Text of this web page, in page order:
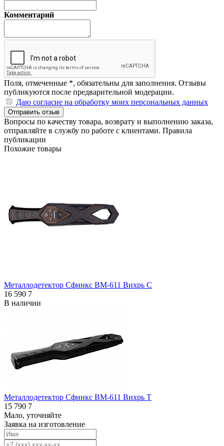
Комментарий
Поля, отмеченные *, обязательны для заполнения. Отзывы
публикуются после предварительной модерации.
Даю согласие на обработку моих персональных данных
Отправить отзыв
Вопросы по качеству товара, возврату и выполнению заказа,
отправляйте в службу по работе с клиентами. Правила
публикации
Похожие товары
Металлодетектор Сфинкс ВМ-611 Вихрь С
16 590 7
В наличии
Металлодетектор Сфинкс ВМ-611 Вихрь Т
15 790 7
Мало, уточняйте
Заявка на изготовление